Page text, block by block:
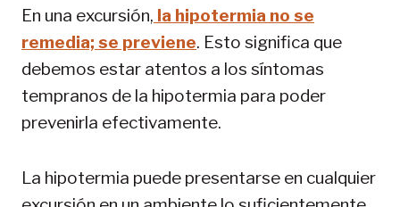
En una excursión, la hipotermia no se
remedia; se previene. Esto significa que
debemos estar atentos a los síntomas
tempranos de la hipotermia para poder
prevenirla efectivamente.
La hipotermia puede presentarse en cualquier